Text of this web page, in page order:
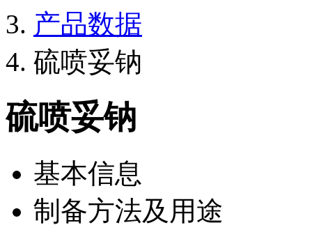
产品数据
硫喷妥钠
硫喷妥钠
基本信息
制备方法及用途